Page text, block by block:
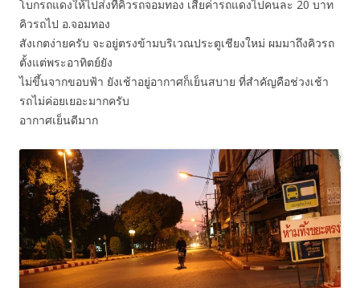
โบกรถแดงให้ไปส่งที่คิวรถจอมทอง เสียค่ารถแดงไปคนละ 20 บาท
คิวรถไป อ.จอมทอง
สังเกตง่ายครับ จะอยู่ตรงข้ามบริเวณประตูเชียงใหม่ ผมมาถึงคิวรถ
ตั้งแต่พระอาทิตย์ยัง
ไม่ขึ้นจากขอบฟ้า ยังเช้าอยู่อากาศก็เย็นสบาย ที่สำคัญคือช่วงเช้า
รถไม่ค่อยเยอะมากครับ
อากาศเย็นดีมาก